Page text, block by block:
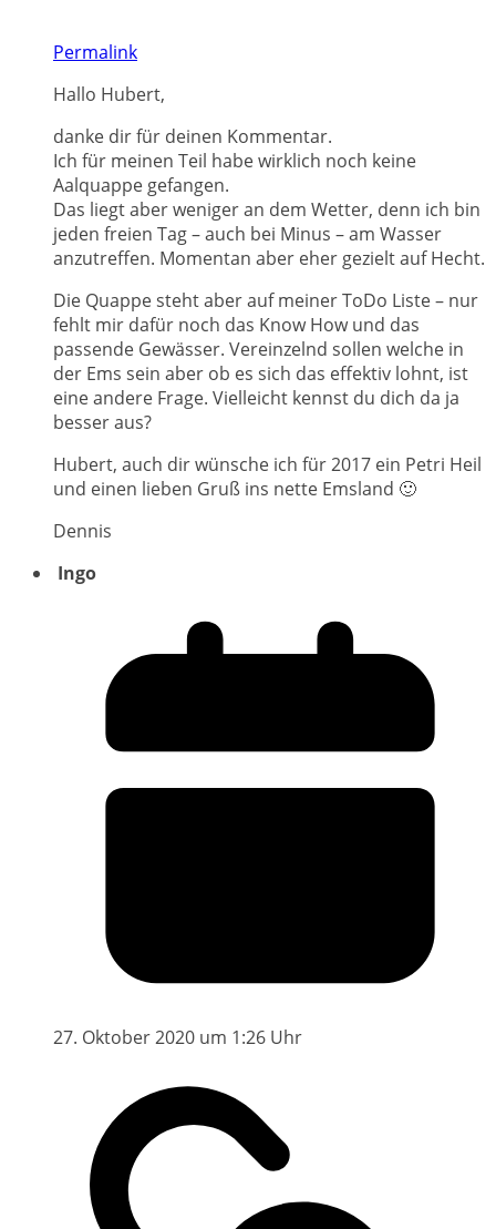
Permalink
Hallo Hubert,
danke dir für deinen Kommentar.
Ich für meinen Teil habe wirklich noch keine
Aalquappe gefangen.
Das liegt aber weniger an dem Wetter, denn ich bin
jeden freien Tag – auch bei Minus – am Wasser
anzutreffen. Momentan aber eher gezielt auf Hecht.
Die Quappe steht aber auf meiner ToDo Liste – nur
fehlt mir dafür noch das Know How und das
passende Gewässer. Vereinzelnd sollen welche in
der Ems sein aber ob es sich das effektiv lohnt, ist
eine andere Frage. Vielleicht kennst du dich da ja
besser aus?
Hubert, auch dir wünsche ich für 2017 ein Petri Heil
und einen lieben Gruß ins nette Emsland 🙂
Dennis
Ingo
27. Oktober 2020 um 1:26 Uhr